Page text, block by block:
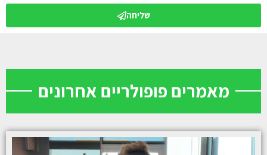
שליחה
מאמרים פופולריים אחרונים